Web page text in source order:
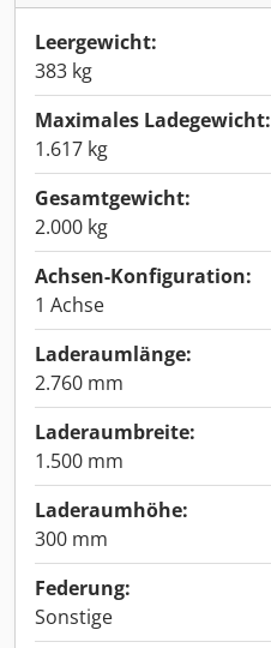
Leergewicht:
383 kg
Maximales Ladegewicht:
1.617 kg
Gesamtgewicht:
2.000 kg
Achsen-Konfiguration:
1 Achse
Laderaumlänge:
2.760 mm
Laderaumbreite:
1.500 mm
Laderaumhöhe:
300 mm
Federung:
Sonstige